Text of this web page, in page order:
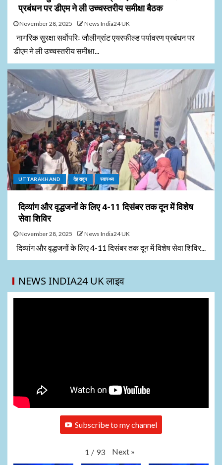
प्रबंधन पर डीएम ने ली उच्चस्तरीय समीक्षा बैठक
November 28, 2025 News India24 UK
नागरिक सुरक्षा सर्वोपरिः जौलीग्रांट एयरफील्ड पर्यावरण प्रबंधन पर
डीएम ने ली उच्चस्तरीय समीक्षा...
UTTARAKHAND देहरादून स्वास्थ्य
दिव्यांग और वृद्धजनों के लिए 4-11 दिसंबर तक दून में विशेष
सेवा शिविर
November 28, 2025 News India24 UK
दिव्यांग और वृद्धजनों के लिए 4-11 दिसंबर तक दून में विशेष सेवा शिविर...
NEWS INDIA24 UK लाइव
Subscribe to my channel
1 / 93 Next »